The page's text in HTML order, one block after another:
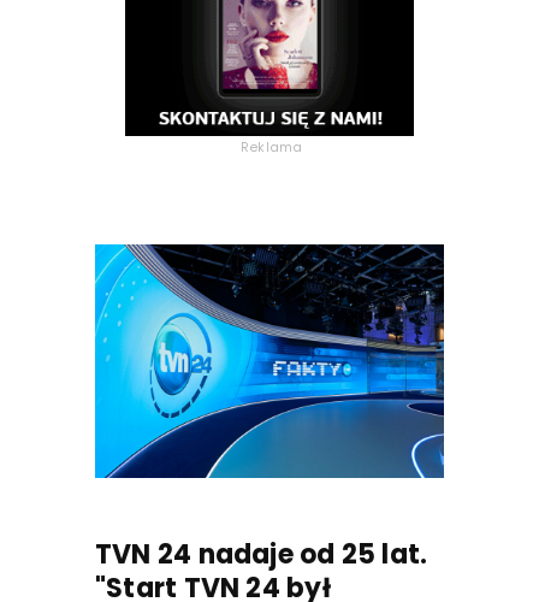
Reklama
TVN 24 nadaje od 25 lat.
"Start TVN 24 był